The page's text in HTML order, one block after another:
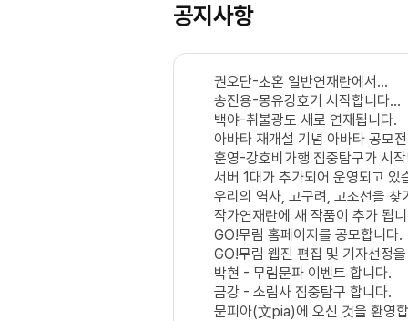
공지사항
권오단-초혼 일반연재란에서...
송진용-몽유강호기 시작합니다...
백야-취불광도 새로 연재됩니다.
아바타 재개설 기념 아바타 공모
훈영-강호비가행 집중탐구가 시
서버 1대가 추가되어 운영되고 있
우리의 역사, 고구려, 고조선을 찾
작가연재란에 새 작품이 추가 됩
GO!무림 홈페이지를 공모합니다.
GO!무림 웹진 편집 및 기자선정
박현 - 무림문파 이벤트 합니다.
금강 - 소림사 집중탐구 합니다.
문피아(文pia)에 오신 것을 환영